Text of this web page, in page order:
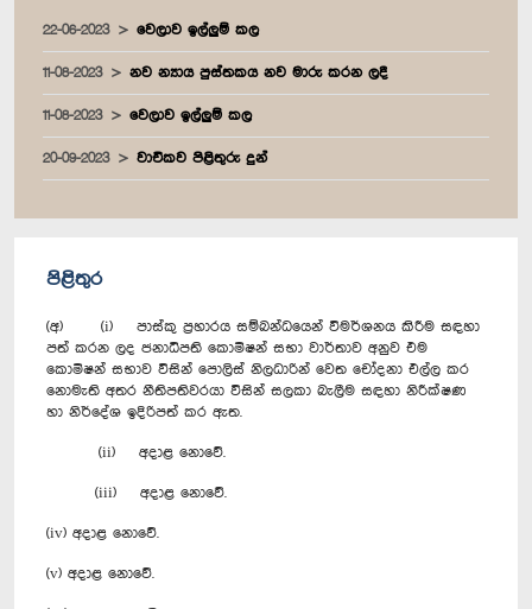
22-06-2023 වෙලාව ඉල්ලුම් කල
11-08-2023 නව න්‍යාය පුස්තකය නව මාරු කරන ලදී
11-08-2023 වෙලාව ඉල්ලුම් කල
20-09-2023 වාචිකව පිළිතුරු දුන්
පිළිතුර
(අ) (i) පාස්කු ප්‍රහාරය සම්බන්ධයෙන් විමර්ශනය කිරීම සඳහා
පත් කරන ලද ජනාධිපති කොමිෂන් සභා වාර්තාව අනුව එම
කොමිෂන් සභාව විසින් පොලිස් නිලධාරින් වෙත චෝදනා එල්ල කර
නොමැති අතර නීතිපතිවරයා විසින් සලකා බැලීම සඳහා නිරීක්ෂණ
හා නිර්දේශ ඉදිරිපත් කර ඇත.
(ii) අදාළ නොවේ.
(iii) අදාළ නොවේ.
(iv) අදාළ නොවේ.
(v) අදාළ නොවේ.